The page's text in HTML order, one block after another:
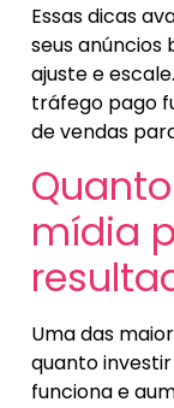
Essas dicas
seus anúncios
ajuste e
tráfego pago
de vendas
mídia
Uma das
quanto
funciona e